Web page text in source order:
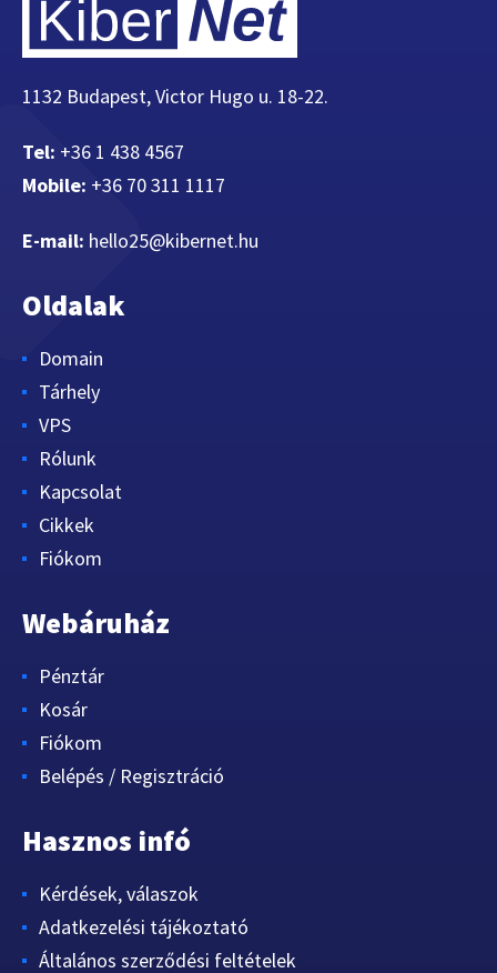
1132 Budapest, Victor Hugo u. 18-22.
Tel: +36 1 438 4567
Mobile: +36 70 311 1117
E-mail: hello25@kibernet.hu
Oldalak
Domain
Tárhely
VPS
Rólunk
Kapcsolat
Cikkek
Fiókom
Webáruház
Pénztár
Kosár
Fiókom
Belépés / Regisztráció
Hasznos infó
Kérdések, válaszok
Adatkezelési tájékoztató
Általános szerződési feltételek